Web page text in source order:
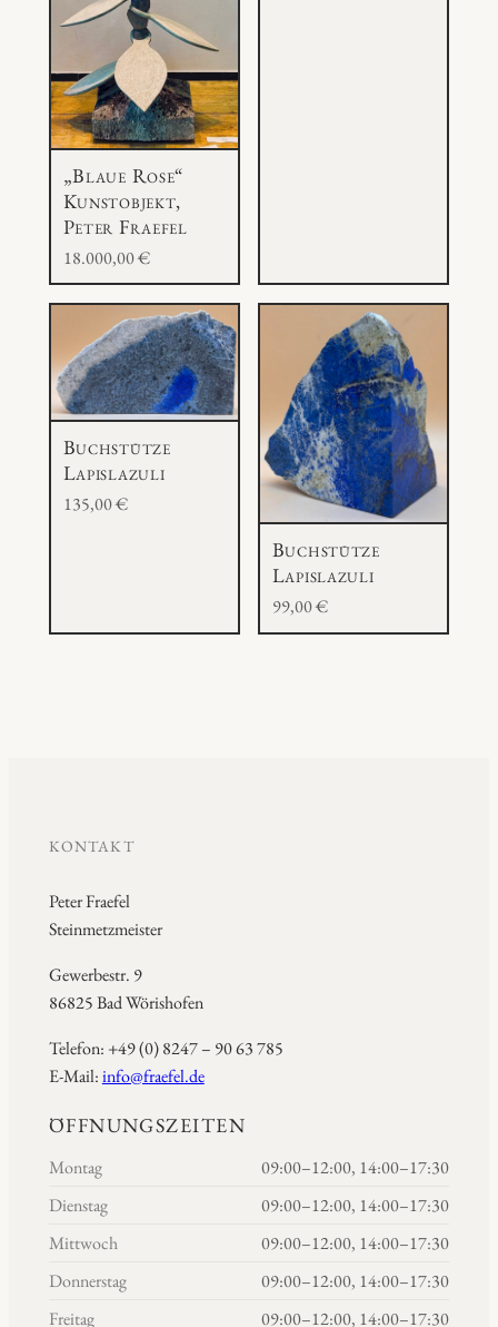
„Blaue Rose“
Kunstobjekt,
Peter Fraefel
18.000,00€
Buchstütze
Lapislazuli
135,00€
Buchstütze
Lapislazuli
99,00€
KONTAKT
Peter Fraefel
Steinmetzmeister
Gewerbestr. 9
86825 Bad Wörishofen
Telefon: +49 (0) 8247 – 90 63 785
E-Mail:info@fraefel.de
ÖFFNUNGSZEITEN
Montag
09:00–12:00, 14:00–17:30
Dienstag
09:00–12:00, 14:00–17:30
Mittwoch
09:00–12:00, 14:00–17:30
Donnerstag
09:00–12:00, 14:00–17:30
Freitag
09:00–12:00, 14:00–17:30